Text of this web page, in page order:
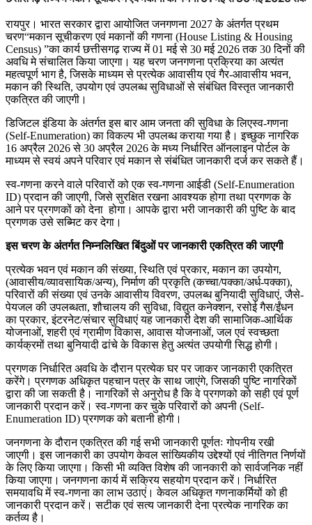
रायपुर। भारत सरकार द्वारा आयोजित जनगणना 2027 के अंतर्गत प्रथम
चरण“मकान सूचीकरण एवं मकानों की गणना (House Listing & Housing
Census) ”का कार्य छत्तीसगढ़ राज्य में 01 मई से 30 मई 2026 तक 30 दिनों की
अवधि मे संचालित किया जाएगा। यह चरण जनगणना प्रक्रिया का अत्यंत
महत्वपूर्ण भाग है, जिसके माध्यम से प्रत्येक आवासीय एवं गैर-आवासीय भवन,
मकान की स्थिति, उपयोग एवं उपलब्ध सुविधाओं से संबंधित विस्तृत जानकारी
एकत्रित की जाएगी।
डिजिटल इंडिया के अंतर्गत इस बार आम जनता की सुविधा के लिएस्व-गणना
(Self-Enumeration) का विकल्प भी उपलब्ध कराया गया है। इच्छुक नागरिक
16 अप्रैल 2026 से 30 अप्रैल 2026 के मध्य निर्धारित ऑनलाइन पोर्टल के
माध्यम से स्वयं अपने परिवार एवं मकान से संबंधित जानकारी दर्ज कर सकते हैं।
स्व-गणना करने वाले परिवारों को एक स्व-गणना आईडी (Self-Enumeration
ID) प्रदान की जाएगी, जिसे सुरक्षित रखना आवश्यक होगा तथा प्रगणक के
आने पर प्रगणकों को देना होगा। आपके द्वारा भरी जानकारी की पुष्टि के बाद
प्रगणक उसे सब्मिट कर देगा।
इस चरण के अंतर्गत निम्नलिखित बिंदुओं पर जानकारी एकत्रित की जाएगी
प्रत्येक भवन एवं मकान की संख्या, स्थिति एवं प्रकार, मकान का उपयोग,
(आवासीय/व्यावसायिक/अन्य), निर्माण की प्रकृति (कच्चा/पक्का/अर्ध-पक्का),
परिवारों की संख्या एवं उनके आवासीय विवरण, उपलब्ध बुनियादी सुविधाएं, जैसे-
पेयजल की उपलब्धता, शौचालय की सुविधा, विद्युत कनेक्शन, रसोई गैस/ईंधन
का प्रकार, इंटरनेट/संचार सुविधाएं यह जानकारी देश की सामाजिक-आर्थिक
योजनाओं, शहरी एवं ग्रामीण विकास, आवास योजनाओं, जल एवं स्वच्छता
कार्यक्रमों तथा बुनियादी ढांचे के विकास हेतु अत्यंत उपयोगी सिद्ध होगी।
प्रगणक निर्धारित अवधि के दौरान प्रत्येक घर पर जाकर जानकारी एकत्रित
करेंगे। प्रगणक अधिकृत पहचान पत्र के साथ जाएंगे, जिसकी पुष्टि नागरिकों
द्वारा की जा सकती है। नागरिकों से अनुरोध है कि वे प्रगणको को सही एवं पूर्ण
जानकारी प्रदान करें। स्व-गणना कर चुके परिवारों को अपनी (Self-
Enumeration ID) प्रगणक को बतानी होगी।
जनगणना के दौरान एकत्रित की गई सभी जानकारी पूर्णतः गोपनीय रखी
जाएगी। इस जानकारी का उपयोग केवल सांख्यिकीय उद्देश्यों एवं नीतिगत निर्णयों
के लिए किया जाएगा। किसी भी व्यक्ति विशेष की जानकारी को सार्वजनिक नहीं
किया जाएगा। जनगणना कार्य में सक्रिय सहयोग प्रदान करें। निर्धारित
समयावधि में स्व-गणना का लाभ उठाएं। केवल अधिकृत गणनाकर्मियों को ही
जानकारी प्रदान करें। सटीक एवं सत्य जानकारी देना प्रत्येक नागरिक का
कर्तव्य है।